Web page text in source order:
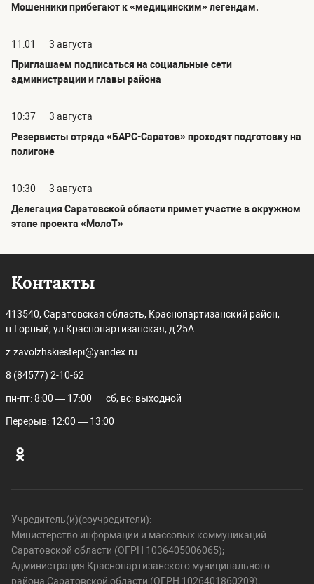
Мошенники прибегают к «медицинским» легендам.
11:01
3 августа
Приглашаем подписаться на социальные сети
администрации и главы района
10:37
3 августа
Резервисты отряда «БАРС-Саратов» проходят подготовку на
полигоне
10:30
3 августа
Делегация Саратовской области примет участие в окружном
этапе проекта «МолоТ»
Контакты
413540, Саратовская область, Краснопартизанский район,
п.Горный, ул Краснопартизанская, д 25А
z.zavolzhskiestepi@yandex.ru
8 (84577) 2-10-62
пн-пт: 8:00 — 17:00 сб, вс: выходной
Перерыв: 12:00 — 13:00
Учредитель(и)(соучредители):
Министерство информации и массовых коммуникаций
Саратовской области (ОГРН 1036405006065);
Администрация Краснопартизанского муниципального
района Саратовской области (ОГРН 1026401860209);